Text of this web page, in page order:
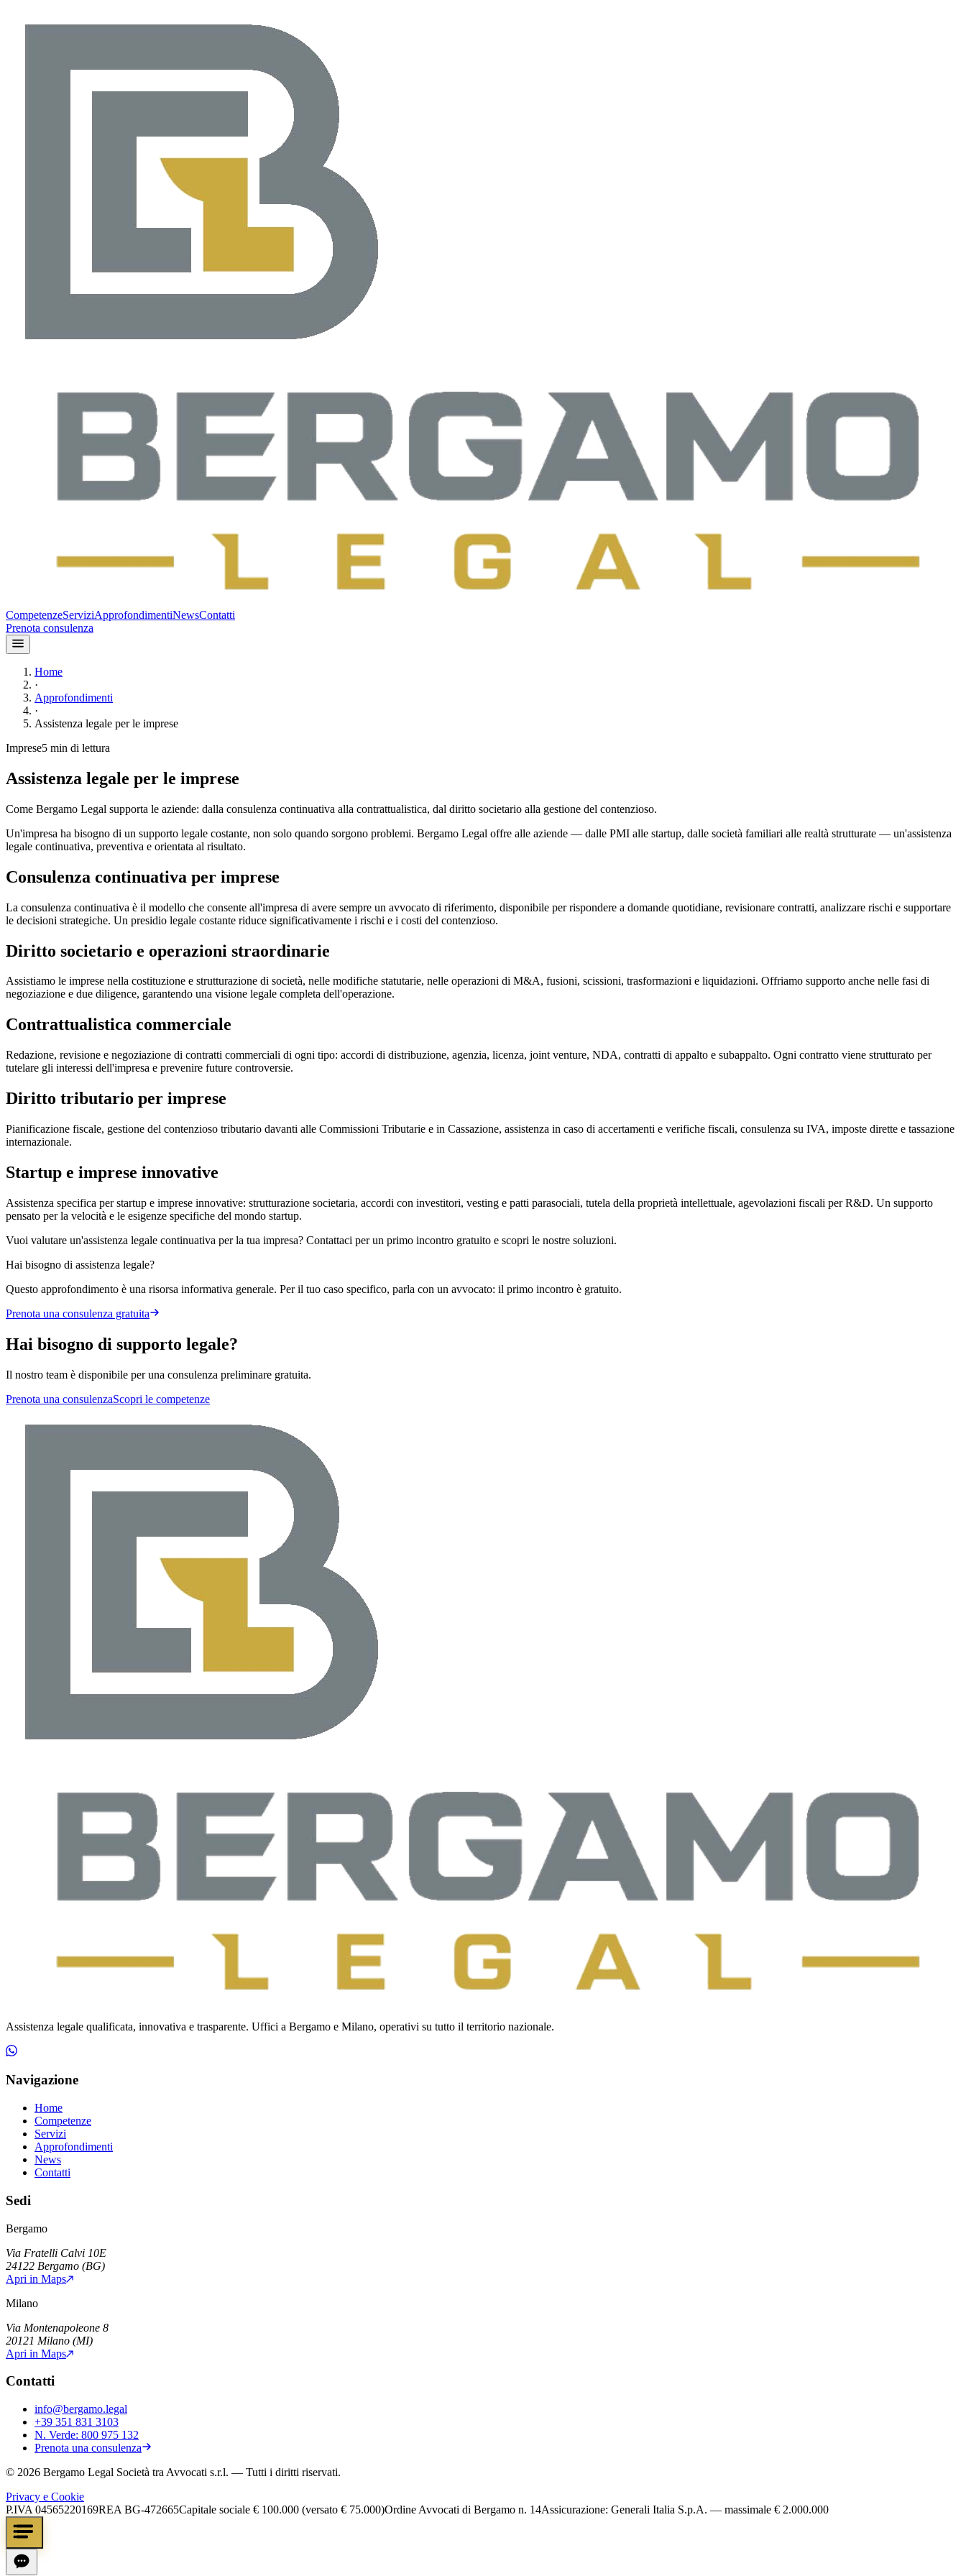
CompetenzeServiziApprofondimentiNewsContatti
Prenota consulenza
Home
·
Approfondimenti
·
Assistenza legale per le imprese
Imprese5 min di lettura
Assistenza legale per le imprese
Come Bergamo Legal supporta le aziende: dalla consulenza continuativa alla contrattualistica, dal diritto societario alla gestione del contenzioso.
Un'impresa ha bisogno di un supporto legale costante, non solo quando sorgono problemi. Bergamo Legal offre alle aziende — dalle PMI alle startup, dalle società familiari alle realtà strutturate — un'assistenza
legale continuativa, preventiva e orientata al risultato.
Consulenza continuativa per imprese
La consulenza continuativa è il modello che consente all'impresa di avere sempre un avvocato di riferimento, disponibile per rispondere a domande quotidiane, revisionare contratti, analizzare rischi e supportare
le decisioni strategiche. Un presidio legale costante riduce significativamente i rischi e i costi del contenzioso.
Diritto societario e operazioni straordinarie
Assistiamo le imprese nella costituzione e strutturazione di società, nelle modifiche statutarie, nelle operazioni di M&A, fusioni, scissioni, trasformazioni e liquidazioni. Offriamo supporto anche nelle fasi di
negoziazione e due diligence, garantendo una visione legale completa dell'operazione.
Contrattualistica commerciale
Redazione, revisione e negoziazione di contratti commerciali di ogni tipo: accordi di distribuzione, agenzia, licenza, joint venture, NDA, contratti di appalto e subappalto. Ogni contratto viene strutturato per
tutelare gli interessi dell'impresa e prevenire future controversie.
Diritto tributario per imprese
Pianificazione fiscale, gestione del contenzioso tributario davanti alle Commissioni Tributarie e in Cassazione, assistenza in caso di accertamenti e verifiche fiscali, consulenza su IVA, imposte dirette e tassazione
internazionale.
Startup e imprese innovative
Assistenza specifica per startup e imprese innovative: strutturazione societaria, accordi con investitori, vesting e patti parasociali, tutela della proprietà intellettuale, agevolazioni fiscali per R&D. Un supporto
pensato per la velocità e le esigenze specifiche del mondo startup.
Vuoi valutare un'assistenza legale continuativa per la tua impresa? Contattaci per un primo incontro gratuito e scopri le nostre soluzioni.
Hai bisogno di assistenza legale?
Questo approfondimento è una risorsa informativa generale. Per il tuo caso specifico, parla con un avvocato: il primo incontro è gratuito.
Prenota una consulenza gratuita
Hai bisogno di supporto legale?
Il nostro team è disponibile per una consulenza preliminare gratuita.
Prenota una consulenzaScopri le competenze
Assistenza legale qualificata, innovativa e trasparente. Uffici a Bergamo e Milano, operativi su tutto il territorio nazionale.
Navigazione
Home
Competenze
Servizi
Approfondimenti
News
Contatti
Sedi
Bergamo
Via Fratelli Calvi 10E
24122 Bergamo (BG)
Apri in Maps
Milano
Via Montenapoleone 8
20121 Milano (MI)
Apri in Maps
Contatti
info@bergamo.legal
+39 351 831 3103
N. Verde: 800 975 132
Prenota una consulenza
© 2026 Bergamo Legal Società tra Avvocati s.r.l. — Tutti i diritti riservati.
Privacy e Cookie
P.IVA 04565220169REA BG-472665Capitale sociale € 100.000 (versato € 75.000)Ordine Avvocati di Bergamo n. 14Assicurazione: Generali Italia S.p.A. — massimale € 2.000.000